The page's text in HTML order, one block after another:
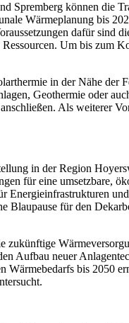
Spremberg können die
Wärmeplanung bis
dafür sind
Um bis zum
in der Nähe der
Geothermie oder
Als weiterer
in der Region
für eine umsetzbare,
für den
Aufbau neuer
bis 2050